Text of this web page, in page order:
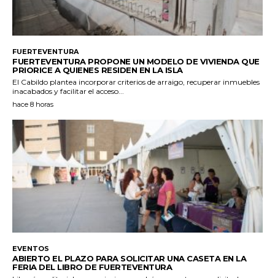
FUERTEVENTURA
FUERTEVENTURA PROPONE UN MODELO DE VIVIENDA QUE
PRIORICE A QUIENES RESIDEN EN LA ISLA
El Cabildo plantea incorporar criterios de arraigo, recuperar inmuebles
inacabados y facilitar el acceso...
hace 8 horas
EVENTOS
ABIERTO EL PLAZO PARA SOLICITAR UNA CASETA EN LA
FERIA DEL LIBRO DE FUERTEVENTURA